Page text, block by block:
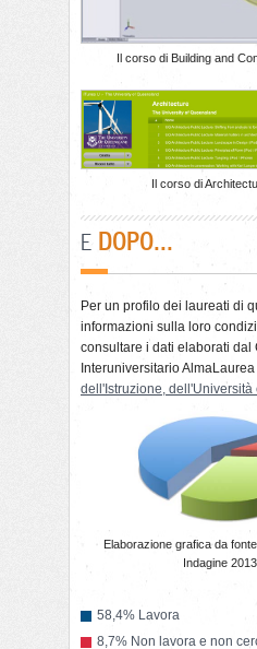
Il corso di Building and
Il corso di
E DOPO...
Per un profilo dei laureati di
informazioni sulla loro
consultare i dati elaborati dal
Interuniversitario AlmaLaurea
dell'Istruzione,
Elaborazione grafica da
Indagine 2013
58,4% Lavora
8,7% Non lavora e non